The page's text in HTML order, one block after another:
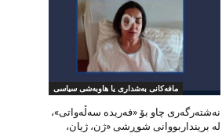
مافەکانی بەشداری یا هاوبەشی سیاسی
نەشتەرگەری چاو بۆ «فەریدە سەڵەواتی»،
لە برینداربووانی شوڕشی «ژن، ژیان،